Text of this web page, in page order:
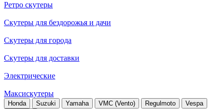
Ретро скутеры
Скутеры для бездорожья и дачи
Скутеры для города
Скутеры для доставки
Электрические
Максискутеры
Honda Suzuki Yamaha VMC (Vento) Regulmoto
Vespa